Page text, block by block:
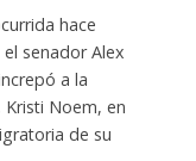
hace
senador Alex
a la
Kristi Noem, en
de su